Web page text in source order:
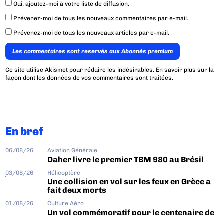
Oui, ajoutez-moi à votre liste de diffusion.
Prévenez-moi de tous les nouveaux commentaires par e-mail.
Prévenez-moi de tous les nouveaux articles par e-mail.
Les commentaires sont reservés aux Abonnés premium
Ce site utilise Akismet pour réduire les indésirables. En savoir plus sur la
façon dont les données de vos commentaires sont traitées.
En bref
06/08/26 Aviation Générale
Daher livre le premier TBM 980 au Brésil
03/08/26 Hélicoptère
Une collision en vol sur les feux en Grèce a
fait deux morts
01/08/26 Culture Aéro
Un vol commémoratif pour le centenaire de